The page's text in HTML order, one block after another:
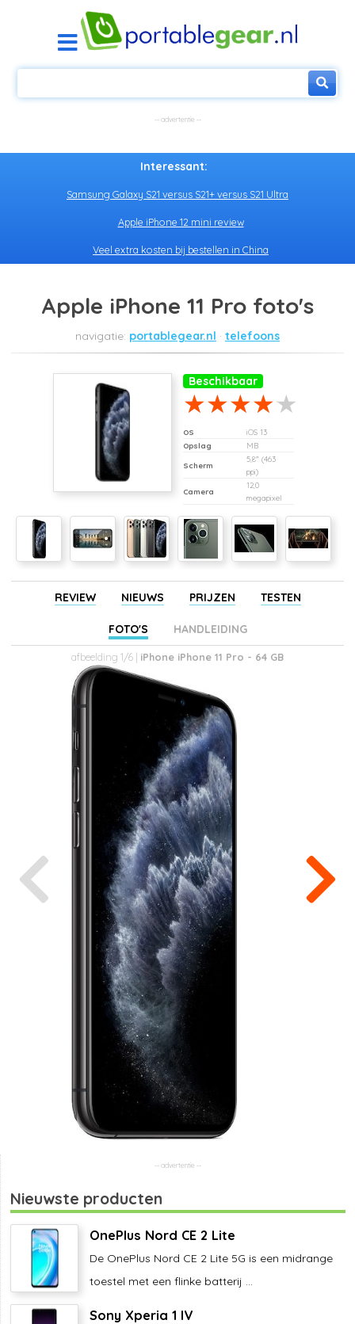
Interessant:
Samsung Galaxy S21 versus S21+ versus S21 Ultra
Apple iPhone 12 mini review
Veel extra kosten bij bestellen in China
Apple iPhone 11 Pro foto's
portablegear.nl telefoons
Beschikbaar
OS
iOS 13
Opslag
MB
Scherm
5,8" (463
ppi)
Camera
12,0
megapixel
REVIEW NIEUWS PRIJZEN TESTEN
FOTO'S HANDLEIDING
afbeelding 1/6 | iPhone iPhone 11 Pro - 64 GB
Nieuwste producten
OnePlus Nord CE 2 Lite
De OnePlus Nord CE 2 Lite 5G is een midrange
toestel met een flinke batterij ...
Sony Xperia 1 IV